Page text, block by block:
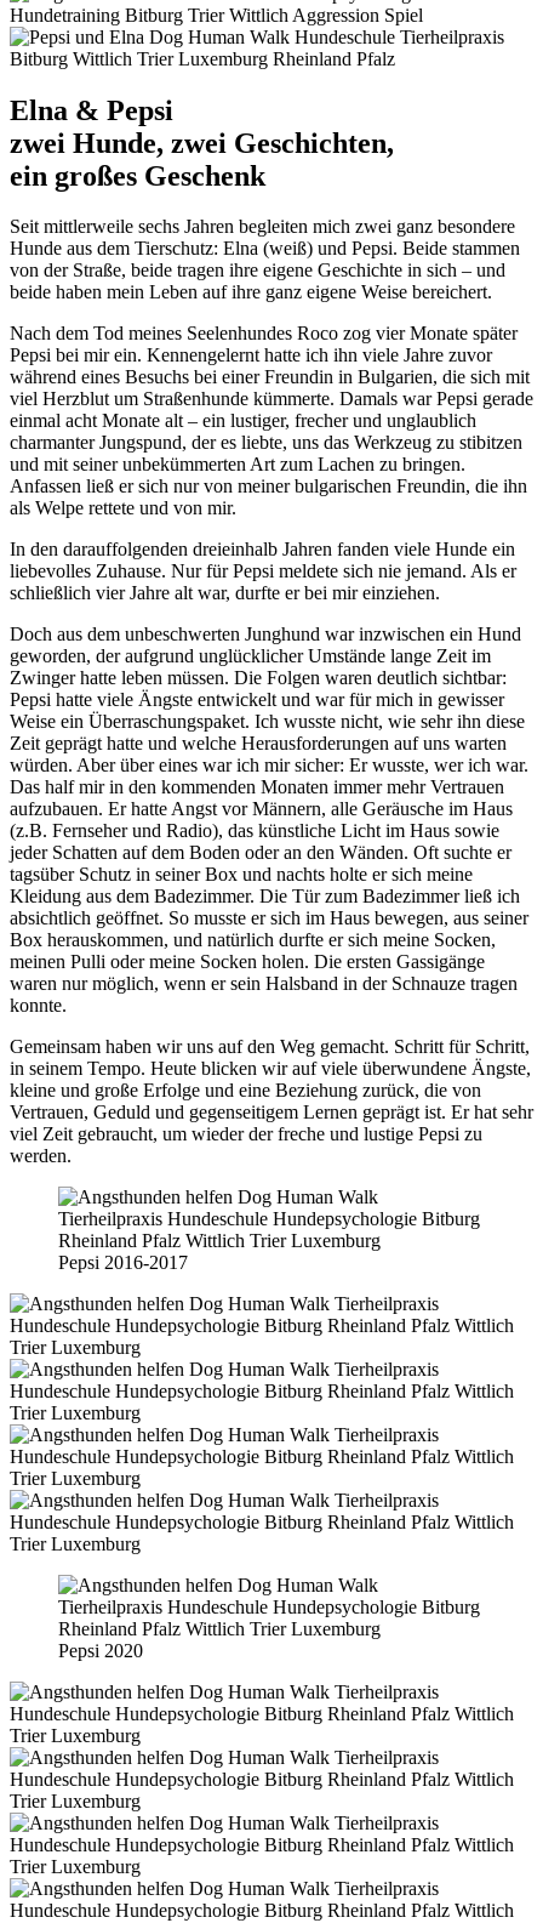
Elna & Pepsi
zwei Hunde, zwei Geschichten,
ein großes Geschenk
Seit mittlerweile sechs Jahren begleiten mich zwei ganz besondere
Hunde aus dem Tierschutz: Elna (weiß) und Pepsi. Beide stammen
von der Straße, beide tragen ihre eigene Geschichte in sich – und
beide haben mein Leben auf ihre ganz eigene Weise bereichert.
Nach dem Tod meines Seelenhundes Roco zog vier Monate später
Pepsi bei mir ein. Kennengelernt hatte ich ihn viele Jahre zuvor
während eines Besuchs bei einer Freundin in Bulgarien, die sich mit
viel Herzblut um Straßenhunde kümmerte. Damals war Pepsi gerade
einmal acht Monate alt – ein lustiger, frecher und unglaublich
charmanter Jungspund, der es liebte, uns das Werkzeug zu stibitzen
und mit seiner unbekümmerten Art zum Lachen zu bringen.
Anfassen ließ er sich nur von meiner bulgarischen Freundin, die ihn
als Welpe rettete und von mir.
In den darauffolgenden dreieinhalb Jahren fanden viele Hunde ein
liebevolles Zuhause. Nur für Pepsi meldete sich nie jemand. Als er
schließlich vier Jahre alt war, durfte er bei mir einziehen.
Doch aus dem unbeschwerten Junghund war inzwischen ein Hund
geworden, der aufgrund unglücklicher Umstände lange Zeit im
Zwinger hatte leben müssen. Die Folgen waren deutlich sichtbar:
Pepsi hatte viele Ängste entwickelt und war für mich in gewisser
Weise ein Überraschungspaket. Ich wusste nicht, wie sehr ihn diese
Zeit geprägt hatte und welche Herausforderungen auf uns warten
würden. Aber über eines war ich mir sicher: Er wusste, wer ich war.
Das half mir in den kommenden Monaten immer mehr Vertrauen
aufzubauen. Er hatte Angst vor Männern, alle Geräusche im Haus
(z.B. Fernseher und Radio), das künstliche Licht im Haus sowie
jeder Schatten auf dem Boden oder an den Wänden. Oft suchte er
tagsüber Schutz in seiner Box und nachts holte er sich meine
Kleidung aus dem Badezimmer. Die Tür zum Badezimmer ließ ich
absichtlich geöffnet. So musste er sich im Haus bewegen, aus seiner
Box herauskommen, und natürlich durfte er sich meine Socken,
meinen Pulli oder meine Socken holen. Die ersten Gassigänge
waren nur möglich, wenn er sein Halsband in der Schnauze tragen
konnte.
Gemeinsam haben wir uns auf den Weg gemacht. Schritt für Schritt,
in seinem Tempo. Heute blicken wir auf viele überwundene Ängste,
kleine und große Erfolge und eine Beziehung zurück, die von
Vertrauen, Geduld und gegenseitigem Lernen geprägt ist. Er hat sehr
viel Zeit gebraucht, um wieder der freche und lustige Pepsi zu
werden.
Pepsi 2016-2017
Pepsi 2020